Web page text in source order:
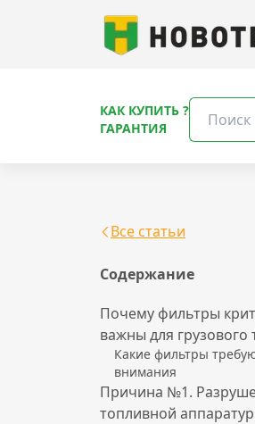
КАК КУПИТЬ ?
ГАРАНТИЯ
Все статьи
Содержание
Почему фильтры
важны для грузового
Какие фильтры
внимания
Причина №1.
топливной